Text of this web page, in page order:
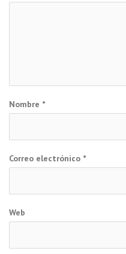
Nombre *
Correo electrónico *
Web